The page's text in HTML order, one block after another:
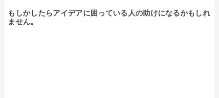
もしかしたらアイデアに困っている人の助けになるかもしれ
ません。